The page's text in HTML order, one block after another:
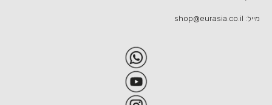
מייל: shop@eurasia.co.il